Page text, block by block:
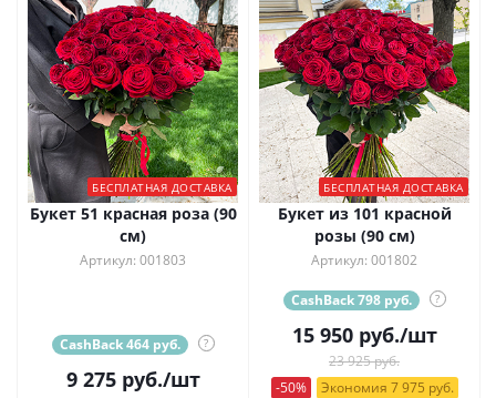
БЕСПЛАТНАЯ ДОСТАВКА
Букет 51 красная роза (90
см)
Артикул: 001803
CashBack 464 руб. ?
9 275руб./шт
БЕСПЛАТНАЯ ДОСТАВКА
Букет из 101 красной
розы (90 см)
Артикул: 001802
CashBack 798 руб. ?
15 950руб./шт
23 925 руб.
-50%
Экономия 7 975 руб.